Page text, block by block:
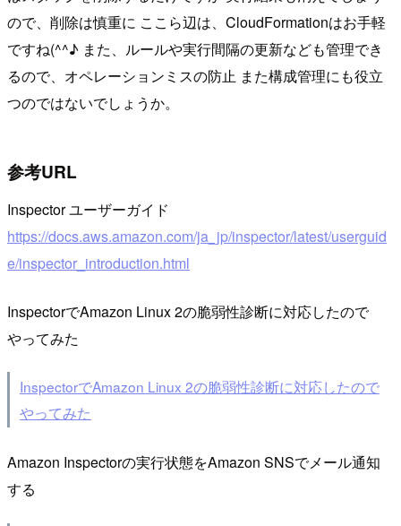
ので、削除は慎重に ここら辺は、CloudFormationはお手軽
ですね(^^♪ また、ルールや実行間隔の更新なども管理でき
るので、オペレーションミスの防止 また構成管理にも役立
つのではないでしょうか。
参考URL
Inspector ユーザーガイド
https://docs.aws.amazon.com/ja_jp/inspector/latest/userguid
e/inspector_introduction.html
InspectorでAmazon Linux 2の脆弱性診断に対応したので
やってみた
InspectorでAmazon Linux 2の脆弱性診断に対応したので
やってみた
Amazon Inspectorの実行状態をAmazon SNSでメール通知
する